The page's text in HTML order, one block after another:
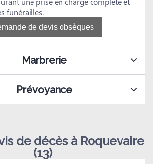
funérailles.
Demande de devis obsèques
Marbrerie
Prévoyance
de décès à Roquevaire
(13)